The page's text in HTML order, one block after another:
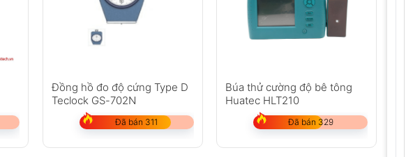
Đồng hồ đo độ cứng Type D
Teclock GS-702N
Đã bán 311
Búa thử cường độ bê tông
Huatec HLT210
Đã bán 329